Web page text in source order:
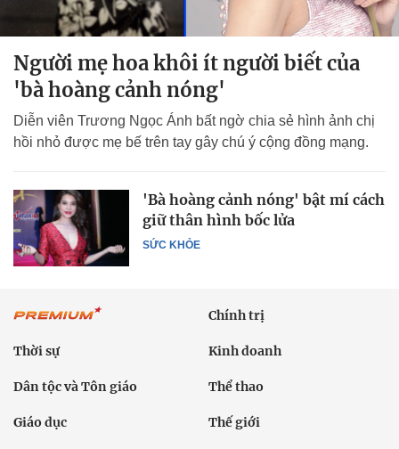
Người mẹ hoa khôi ít người biết của
'bà hoàng cảnh nóng'
Diễn viên Trương Ngọc Ánh bất ngờ chia sẻ hình ảnh chị
hồi nhỏ được mẹ bế trên tay gây chú ý cộng đồng mạng.
SỨC KHỎE
'Bà hoàng cảnh nóng' bật mí cách
giữ thân hình bốc lửa
Chính trị
Thời sự Kinh doanh
Dân tộc và Tôn giáo Thể thao
Giáo dục Thế giới